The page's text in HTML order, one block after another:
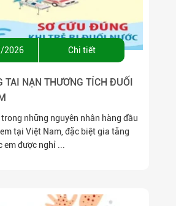
2026 Chi tiết
TAI NẠN THƯƠNG TÍCH ĐUỐI
những nguyên nhân hàng đầu
tại Việt Nam, đặc biệt gia tăng
được nghỉ ...